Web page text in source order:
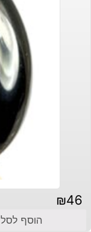
₪46
הוסף לסל